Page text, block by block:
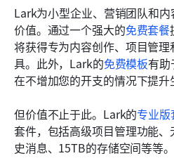
Lark为小型企业、营销团队和
价值。通过一个强大的免费套餐
将获得专为内容创作、项目管
具。此外，Lark的免费模板有
在不增加您的开支的情况下提升
但价值不止于此。Lark的专业版
套件，包括高级项目管理功能
史消息、15TB的存储空间等等。